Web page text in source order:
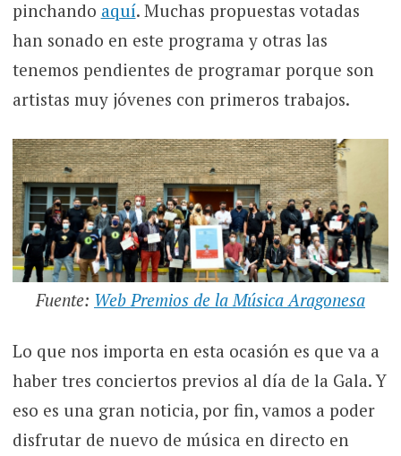
pinchando aquí. Muchas propuestas votadas
han sonado en este programa y otras las
tenemos pendientes de programar porque son
artistas muy jóvenes con primeros trabajos.
Fuente: Web Premios de la Música Aragonesa
Lo que nos importa en esta ocasión es que va a
haber tres conciertos previos al día de la Gala. Y
eso es una gran noticia, por fin, vamos a poder
disfrutar de nuevo de música en directo en